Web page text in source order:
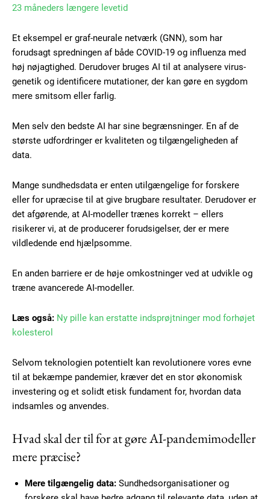
Free limited access
Gratis / forever
Praesent euismod ac
Ut mollis pellentesque tortor
Nullam eu erat condimentum
Donec quis est ac felis
Orci varius natoque dolor
23 måneders længere levetid
Et eksempel er graf-neurale netværk (GNN), som har
forudsagt spredningen af både COVID-19 og influenza med
høj nøjagtighed. Derudover bruges AI til at analysere virus-
genetik og identificere mutationer, der kan gøre en sygdom
mere smitsom eller farlig.
Men selv den bedste AI har sine begrænsninger. En af de
største udfordringer er kvaliteten og tilgængeligheden af
data.
Mange sundhedsdata er enten utilgængelige for forskere
eller for upræcise til at give brugbare resultater. Derudover er
det afgørende, at AI-modeller trænes korrekt – ellers
risikerer vi, at de producerer forudsigelser, der er mere
vildledende end hjælpsomme.
En anden barriere er de høje omkostninger ved at udvikle og
træne avancerede AI-modeller.
Læs også: Ny pille kan erstatte indsprøjtninger mod forhøjet
kolesterol
Selvom teknologien potentielt kan revolutionere vores evne
til at bekæmpe pandemier, kræver det en stor økonomisk
investering og et solidt etisk fundament for, hvordan data
indsamles og anvendes.
Hvad skal der til for at gøre AI-pandemimodeller
mere præcise?
Mere tilgængelig data: Sundhedsorganisationer og